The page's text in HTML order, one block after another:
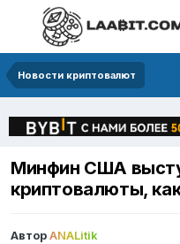
Новости криптовалют
Минфин США
криптовалюты,
АвторANALitik